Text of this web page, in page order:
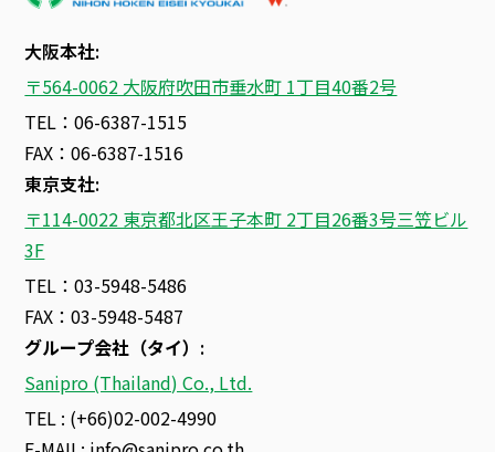
大阪本社:
〒564-0062 大阪府吹田市垂水町 1丁目40番2号
TEL：06-6387-1515
FAX：06-6387-1516
東京支社:
〒114-0022 東京都北区王子本町 2丁目26番3号三笠ビル
3F
TEL：03-5948-5486
FAX：03-5948-5487
グループ会社（タイ） :
Sanipro (Thailand) Co., Ltd.
TEL : (+66)02-002-4990